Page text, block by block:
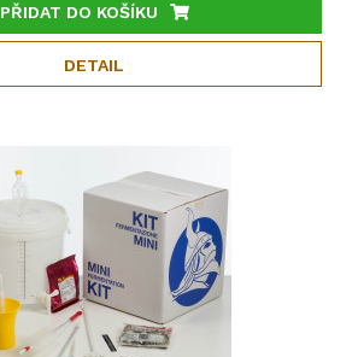
PŘIDAT DO KOŠÍKU
DETAIL